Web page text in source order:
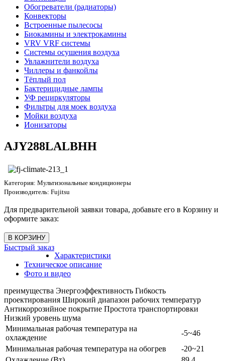
Обогреватели (радиаторы)
Конвекторы
Встроенные пылесосы
Биокамины и электрокамины
VRV VRF системы
Системы осушения воздуха
Увлажнители воздуха
Чиллеры и фанкойлы
Тёплый пол
Бактерицидные лампы
УФ рециркуляторы
Фильтры для моек воздуха
Мойки воздуха
Ионизаторы
AJY288LALBHH
Категория: Мультизональные кондиционеры
Производитель: Fujitsu
Для предварительной заявки товара, добавьте его в Корзину и
оформите заказ:
Быстрый заказ
Характеристики
Техническое описание
Фото и видео
преимущества Энергоэффективность Гибкость
проектирования Широкий диапазон рабочих температур
Антикоррозийное покрытие Простота транспортировки
Низкий уровень шума
Минимальная рабочая температура на
охлаждение
-5~46
Минимальная рабочая температура на обогрев
-20~21